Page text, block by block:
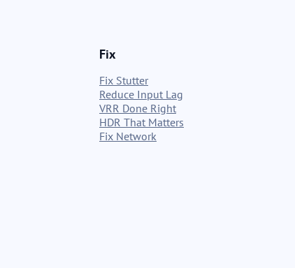
Fix
Fix Stutter
Reduce Input Lag
VRR Done Right
HDR That Matters
Fix Network